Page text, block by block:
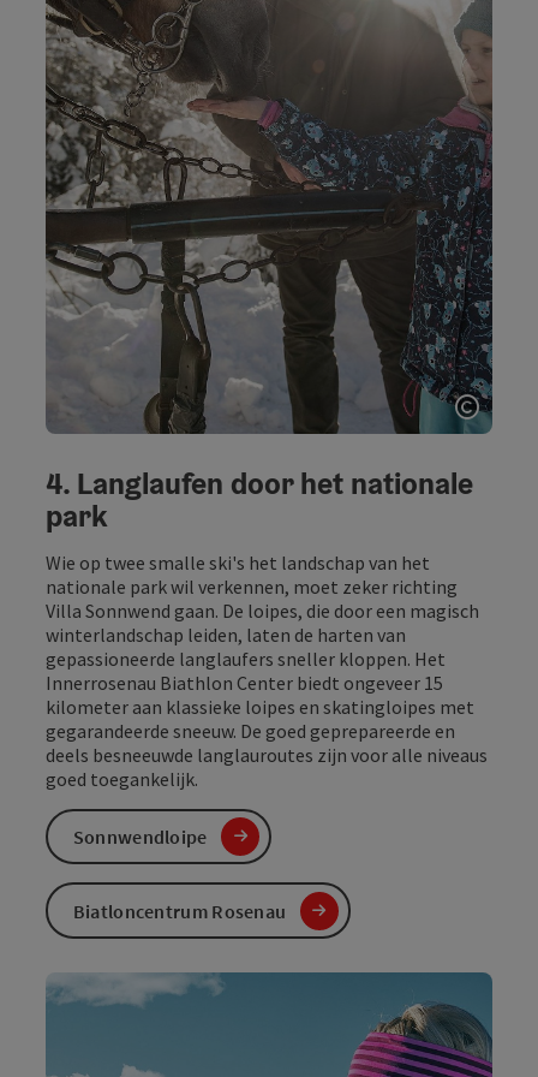
Start
4. Langlaufen door het nationale
park
Wie op twee smalle ski's het landschap van het
nationale park wil verkennen, moet zeker richting
Villa Sonnwend gaan. De loipes, die door een magisch
winterlandschap leiden, laten de harten van
gepassioneerde langlaufers sneller kloppen. Het
Innerrosenau Biathlon Center biedt ongeveer 15
kilometer aan klassieke loipes en skatingloipes met
gegarandeerde sneeuw. De goed geprepareerde en
deels besneeuwde langlauroutes zijn voor alle niveaus
goed toegankelijk.
Sonnwendloipe
Biatloncentrum Rosenau